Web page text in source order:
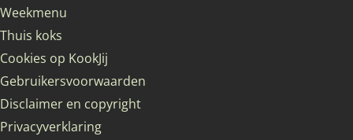
Weekmenu
Thuis koks
Cookies op KookJij
Gebruikersvoorwaarden
Disclaimer en copyright
Privacyverklaring